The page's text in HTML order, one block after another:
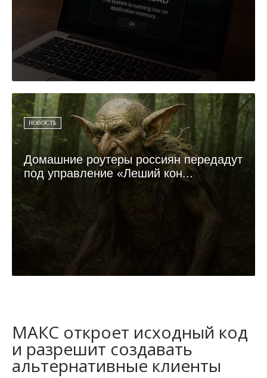
НОВОСТЬ
Домашние роутеры россиян передадут
под управление «Леший кон...
МАКС откроет исходный код
и разрешит создавать
альтернативные клиенты